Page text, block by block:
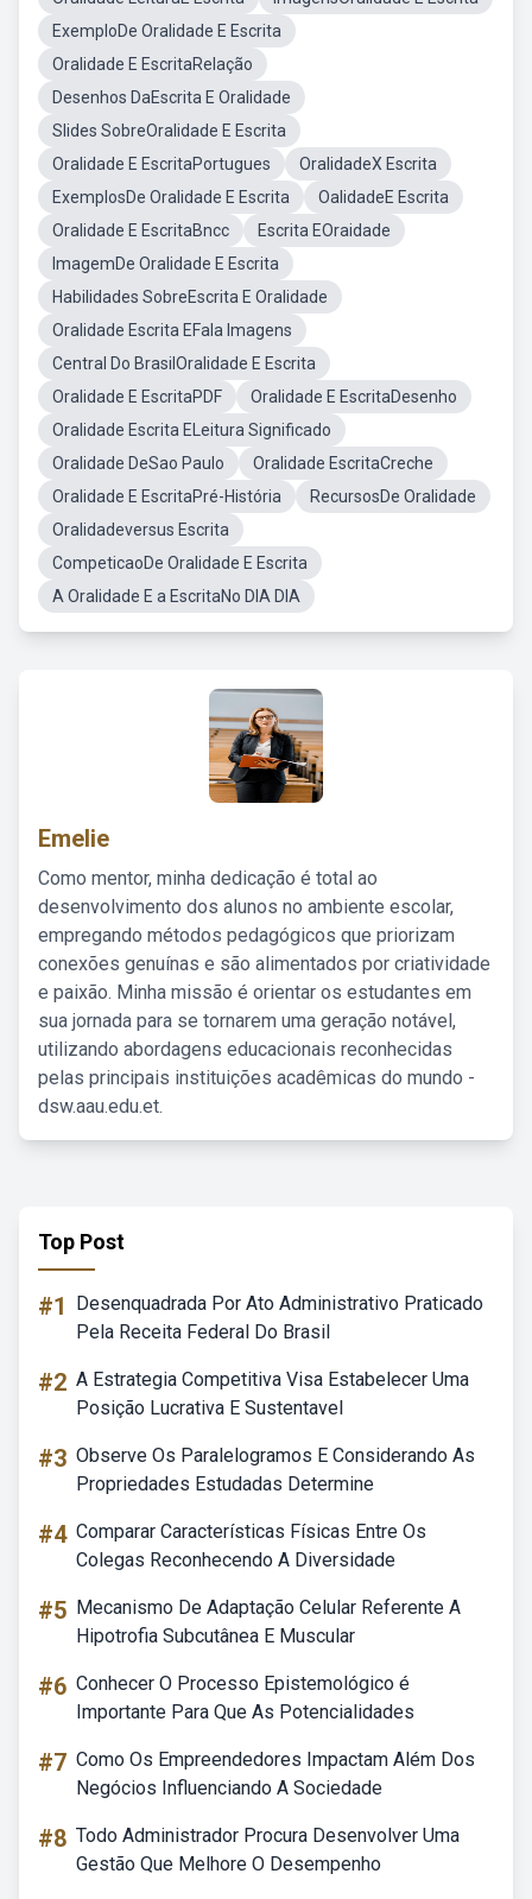
ExemploDe Oralidade E Escrita
Oralidade E EscritaRelação
Desenhos DaEscrita E Oralidade
Slides SobreOralidade E Escrita
Oralidade E EscritaPortugues
OralidadeX Escrita
ExemplosDe Oralidade E Escrita
OalidadeE Escrita
Oralidade E EscritaBncc
Escrita EOraidade
ImagemDe Oralidade E Escrita
Habilidades SobreEscrita E Oralidade
Oralidade Escrita EFala Imagens
Central Do BrasilOralidade E Escrita
Oralidade E EscritaPDF
Oralidade E EscritaDesenho
Oralidade Escrita ELeitura Significado
Oralidade DeSao Paulo
Oralidade EscritaCreche
Oralidade E EscritaPré-História
RecursosDe Oralidade
Oralidadeversus Escrita
CompeticaoDe Oralidade E Escrita
A Oralidade E a EscritaNo DIA DIA
Emelie
Como mentor, minha dedicação é total ao
desenvolvimento dos alunos no ambiente escolar,
empregando métodos pedagógicos que priorizam
conexões genuínas e são alimentados por criatividade
e paixão. Minha missão é orientar os estudantes em
sua jornada para se tornarem uma geração notável,
utilizando abordagens educacionais reconhecidas
pelas principais instituições acadêmicas do mundo -
dsw.aau.edu.et.
Top Post
#1
Desenquadrada Por Ato Administrativo Praticado
Pela Receita Federal Do Brasil
#2 A Estrategia Competitiva Visa Estabelecer Uma
Posição Lucrativa E Sustentavel
#3 Observe Os Paralelogramos E Considerando As
Propriedades Estudadas Determine
#4 Comparar Características Físicas Entre Os
Colegas Reconhecendo A Diversidade
#5 Mecanismo De Adaptação Celular Referente A
Hipotrofia Subcutânea E Muscular
#6 Conhecer O Processo Epistemológico é
Importante Para Que As Potencialidades
#7 Como Os Empreendedores Impactam Além Dos
Negócios Influenciando A Sociedade
#8 Todo Administrador Procura Desenvolver Uma
Gestão Que Melhore O Desempenho